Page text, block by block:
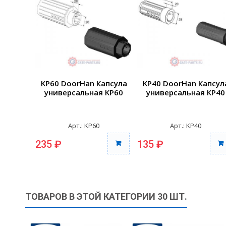
KP60 DoorHan Капсула
универсальная KP60
Арт.: KP60
235 ₽
KP40 DoorHan
универсальная КР40
Арт.: KP40
135 ₽
ТОВАРОВ В ЭТОЙ КАТЕГОРИИ 30 ШТ.